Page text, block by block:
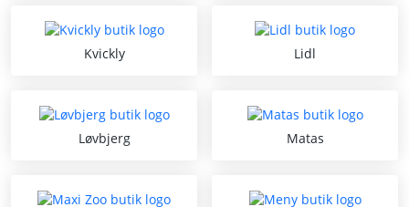
Kvickly Lidl
Løvbjerg Matas